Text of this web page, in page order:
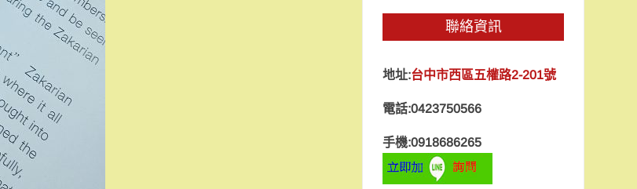
聯絡資訊
地址:台中市西區五權路2-201號
電話:0423750566
手機:0918686265